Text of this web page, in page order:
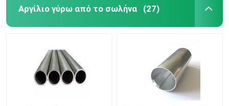
Τετραγωνικός σωλήνας αλουμινίου
Ρολό φύλλου αλουμινίου
Αργίλιο γύρω από το σωλήνα (27)